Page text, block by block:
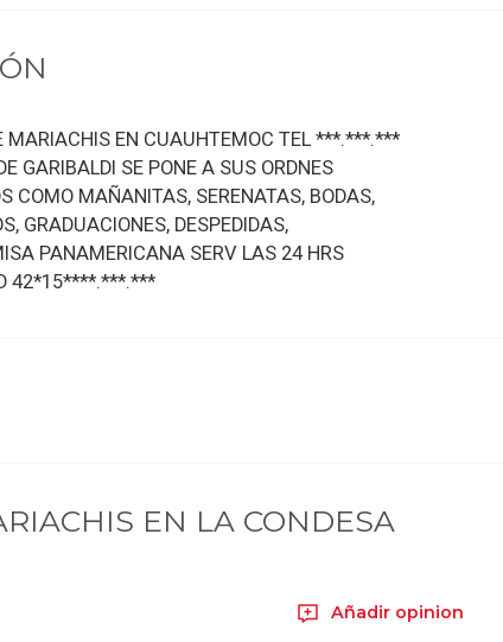
MARIACHIS EN CUAUHTEMOC TEL ***.***.***
GARIBALDI SE PONE A SUS ORDNES
COMO MAÑANITAS, SERENATAS, BODAS,
GRADUACIONES, DESPEDIDAS,
PANAMERICANA SERV LAS 24 HRS
42*15****.***.***
EN LA CONDESA
Añadir opinion